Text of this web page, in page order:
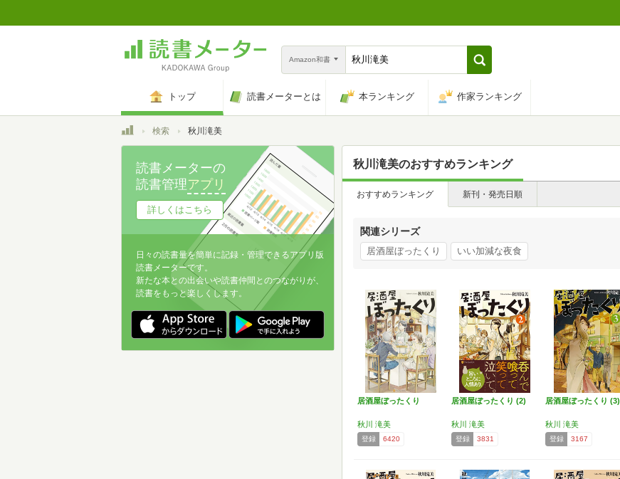
Amazon和書
トップ 読書メーターとは 本ランキング 作家ランキング
トップ検索 秋川滝美
秋川滝美のおすすめランキング
おすすめランキング 新刊・発売日順
関連シリーズ
居酒屋ぼったくり いい加減な夜食
居酒屋ぼったくり
秋川 滝美
登録 6420
居酒屋ぼったくり (2)
秋川 滝美
登録 3831
居酒屋ぼったくり (3)
秋川 滝美
登録 3167
読書メーターの
読書管理アプリ
詳しくはこちら
日々の読書量を簡単に記録・管理できるアプリ版
読書メーターです。
新たな本との出会いや読書仲間とのつながりが、
読書をもっと楽しくします。